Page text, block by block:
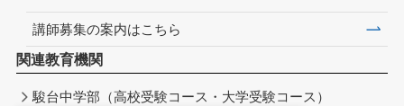
講師募集の案内はこちら
関連教育機関
駿台中学部（高校受験コース・大学受験コース）